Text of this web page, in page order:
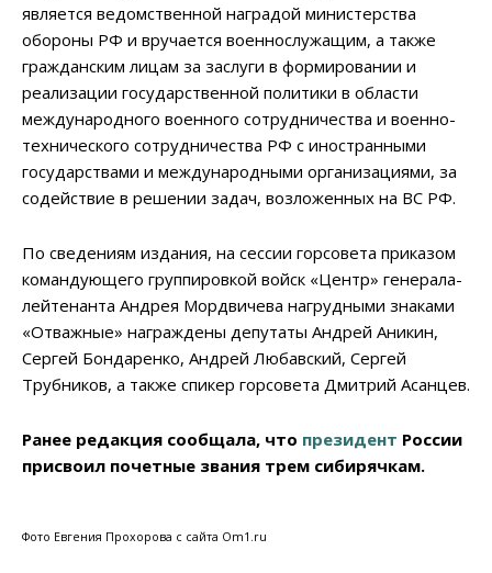
является ведомственной наградой министерства
обороны РФ и вручается военнослужащим, а также
гражданским лицам за заслуги в формировании и
реализации государственной политики в области
международного военного сотрудничества и военно-
технического сотрудничества РФ с иностранными
государствами и международными организациями, за
содействие в решении задач, возложенных на ВС РФ.
По сведениям издания, на сессии горсовета приказом
командующего группировкой войск «Центр» генерала-
лейтенанта Андрея Мордвичева нагрудными знаками
«Отважные» награждены депутаты Андрей Аникин,
Сергей Бондаренко, Андрей Любавский, Сергей
Трубников, а также спикер горсовета Дмитрий Асанцев.
Ранее редакция сообщала, что президент России
присвоил почетные звания трем сибирячкам.
Фото Евгения Прохорова с сайта Om1.ru